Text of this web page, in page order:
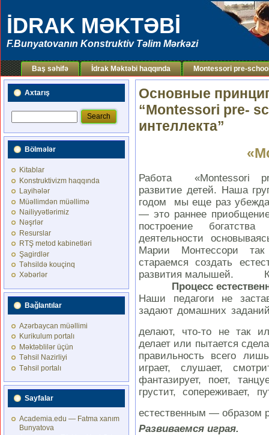
İDRAK MƏKTƏBİ
F.Bunyatovanın Konstruktiv Təlim Mərkəzi
Baş səhifə İdrak Məktəbi haqqında Montessori pre-
Axtarış
Bölmələr
Kitablar
Konstruktivizm haqqında
Layihələr
Müəllimdən müəllimə
Nailiyyətlərimiz
Nəşrlər
Resurslar
RTŞ metod kabinetləri
Şagirdlər
Təhsildə kouçinq
Xəbərlər
Bağlantılar
Azərbaycan müəllimi
Kurikulum portalı
Məktəblilər üçün
Təhsil Nazirliyi
Təhsil portalı
Sayfalar
Academia.edu — Fatma xanım
Bunyatova
Основные
“Montessori pre-
интеллекта”
Работа «Montessori
развитие детей. Наша
годом мы еще раз
— это раннее
построение
деятельности
Марии Монтессори
стараемся создать
развития малышей.
Процесс
Наши педагоги не
задают домашних
делают, что-то не так
делает или пытается
правильность всего
играет, слушает,
фантазирует, поет,
грустит,
естественным — oбразом
Развиваемся играя.